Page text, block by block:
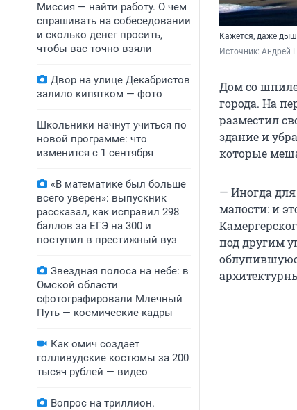
Миссия — найти работу. О чем
спрашивать на собеседовании
и сколько денег просить,
чтобы вас точно взяли
Двор на улице Декабристов
залило кипятком — фото
Школьники начнут учиться по
новой программе: что
изменится с 1 сентября
«В математике был больше
всего уверен»: выпускник
рассказал, как исправил 298
баллов за ЕГЭ на 300 и
поступил в престижный вуз
Звездная полоса на небе: в
Омской области
сфотографировали Млечный
Путь — космические кадры
Как омич создает
голливудские костюмы за 200
тысяч рублей — видео
Вопрос на триллион.
Кажется, даже
Источник: Андрей
Дом со
города. На
разместил
здание и
которые
— Иногда для
малости: и
под другим